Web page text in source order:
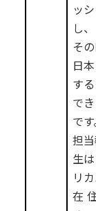
ッ
し
そ
日
す
で
で
担
生
リ
在